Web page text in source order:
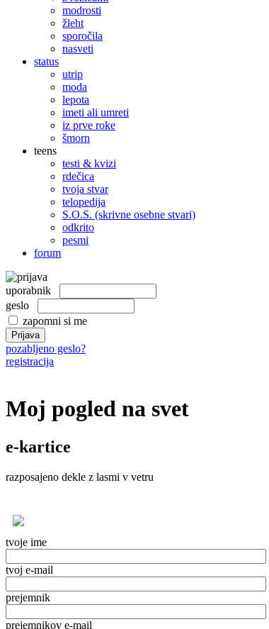
modrosti
žleht
sporočila
nasveti
status
utrip
moda
lepota
imeti ali umreti
iz prve roke
šmorn
teens
testi & kvizi
rdečica
tvoja stvar
telopedija
S.O.S. (skrivne osebne stvari)
odkrito
pesmi
forum
uporabnik
geslo
zapomni si me
pozabljeno geslo?
registracija
Moj pogled na svet
e-kartice
razposajeno dekle z lasmi v vetru
tvoje ime
tvoj e-mail
prejemnik
prejemnikov e-mail